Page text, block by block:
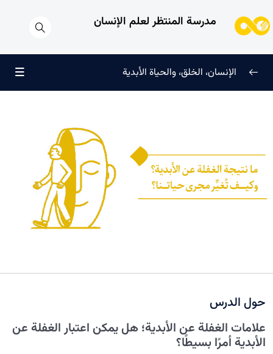
مدرسة المنتظر لعلم الإنسان
لماذا خُلقنا؟
سرّ الفرح والسكينة الدائمة 0/13
0/13
نضوج الطفل الغالي للروح 0/8
القضاء والقدر والاختيار
الابتلاء والامتحان في مسيرة الحياة 0/26
الإنسان، الخلق، والحياة الأبدية
حول الدرس
علامات الغفلة عن الأبدية؛ هل يمكن اعتبار الغفلة عن
الأبدية أمرًا بسيطًا؟